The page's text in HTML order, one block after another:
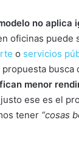
no aplica
oficinas puede
o servicios
busca
menor
ese es el
tener “cosas